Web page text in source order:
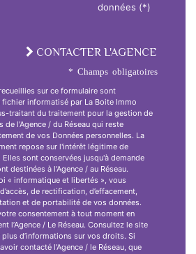
données (*)
CONTACTER L'AGENCE
* Champs obligatoires
sur ce formulaire sont
fichier informatisé par La Boite Immo
traitant du traitement pour la gestion de
l'Agence / du Réseau qui reste
de vos Données personnelles. La
repose sur l'intérêt légitime de
Elles sont conservées jusqu'à demande
destinées à l'Agence / au Réseau.
« informatique et libertés », vous
de rectification, d’effacement,
et de portabilité de vos données.
consentement à tout moment en
l’Agence / Le Réseau. Consultez le site
d’informations sur vos droits. Si
contacté l'Agence / le Réseau, que